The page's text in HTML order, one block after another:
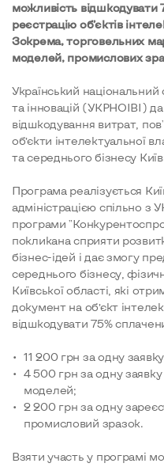
можливість відшкодувати
реєстрацію об’єктів
Зокрема, торговельних
моделей, промислових
Український національний
та інновацій (УКРНОІВІ)
відшкодування витрат,
об’єкти інтелектуальної
та середнього бізнесу
Програма реалізується
адміністрацією спільно з
програми
покликана сприяти
бізнес-ідей і дає змогу
середнього бізнесу,
Київської області, які
документ на об’єкт
відшкодувати 75%
11 200 грн за одну
4 500 грн за одну
моделей;
2 200 грн за одну
промисловий зразок.
Взяти участь у програмі